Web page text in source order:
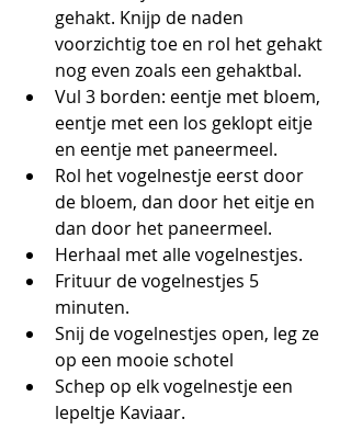
gehakt. Knijp de naden
voorzichtig toe en rol het gehakt
nog even zoals een gehaktbal.
Vul 3 borden: eentje met bloem,
eentje met een los geklopt eitje
en eentje met paneermeel.
Rol het vogelnestje eerst door
de bloem, dan door het eitje en
dan door het paneermeel.
Herhaal met alle vogelnestjes.
Frituur de vogelnestjes 5
minuten.
Snij de vogelnestjes open, leg ze
op een mooie schotel
Schep op elk vogelnestje een
lepeltje Kaviaar.